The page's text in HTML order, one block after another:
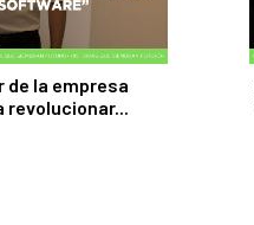
de la empresa